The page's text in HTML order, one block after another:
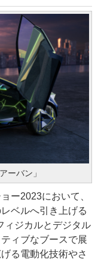
ーバン」
ー2023において、
ベルへ引き上げる
ィジカルとデジタル
ィブなブースで展
る電動化技術やさ